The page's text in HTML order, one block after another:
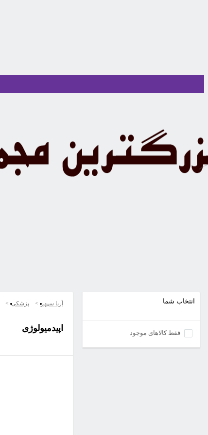
انتخاب شما
فقط کالاهای موجود
آریا سپهر پزشکی
اپیدمیولوژی